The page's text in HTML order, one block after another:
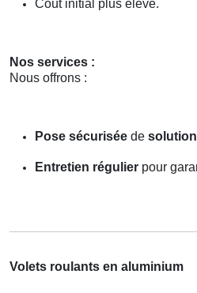
Coût initial plus élevé.
Nos services :
Nous offrons :
Pose sécurisée de
Entretien régulier pour
Volets roulants en aluminium